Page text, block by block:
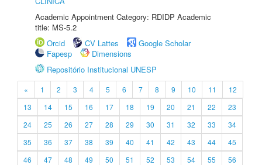
Academic Appointment Category: RDIDP Academic
title: MS-5.2
Orcid
CV Lattes
Google Scholar
Fapesp
Dimensions
Repositório Institucional UNESP
« 1 2 3 4 5 6 7 8 9 10 11
12
13
14 15 16 17 18 19 20 21 22
23
24
25 26 27 28 29 30 31 32 33
34
35
36 37 38 39 40 41 42 43 44
45
46
47 48 49 50 51 52 53 54 55
56